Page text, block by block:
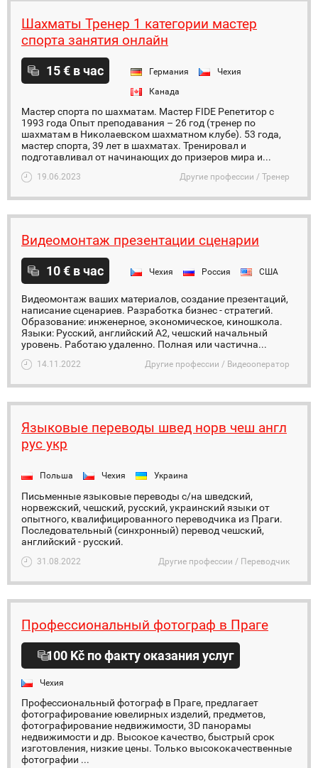
Шахматы Тренер 1 категории мастер
спорта занятия онлайн
15 € в час Германия
Чехия
Канада
Мастер спорта по шахматам. Мастер FIDE Репетитор с
1993 года Опыт преподавания – 26 год (тренер по
шахматам в Николаевском шахматном клубе). 53 года,
мастер спорта, 39 лет в шахматах. Тренировал и
подготавливал от начинающих до призеров мира и...
19.06.2023 Другие профессии / Тренер
Видеомонтаж презентации сценарии
10 € в час Чехия Россия США
Видеомонтаж ваших материалов, создание презентаций,
написание сценариев. Разработка бизнес - стратегий.
Образование: инженерное, экономическое, киношкола.
Языки: Русский, английский A2, чешский начальный
уровень. Работаю удаленно. Полная или частична...
14.11.2022 Другие профессии / Видеооператор
Языковые переводы швед норв чеш англ
рус укр
Польша Чехия Украина
Письменные языковые переводы с/на шведский,
норвежский, чешский, русский, украинский языки от
опытного, квалифицированного переводчика из Праги.
Последовательный (синхронный) перевод чешский,
английский - русский.
31.08.2022 Другие профессии / Переводчик
Профессиональный фотограф в Праге
100 Kč по факту оказания услуг
Чехия
Профессиональный фотограф в Праге, предлагает
фотографирование ювелирных изделий, предметов,
фотографирование недвижимости, 3D панорамы
недвижимости и др. Высокое качество, быстрый срок
изготовления, низкие цены. Только высококачественные
фотографии ...